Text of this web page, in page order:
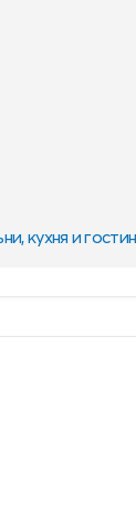
кухня и